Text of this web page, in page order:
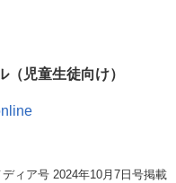
（児童生徒向け）
ィア号 2024年10月7日号掲載